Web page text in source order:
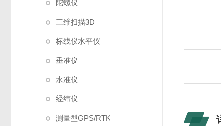
陀螺仪
三维扫描3D
标线仪水平仪
垂准仪
水准仪
经纬仪
测量型GPS/RTK